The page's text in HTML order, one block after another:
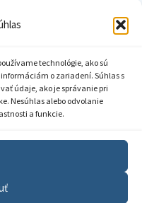
technológie, ako sú
o zariadení. Súhlas s
údaje, ako je správanie pri
Nesúhlas alebo odvolanie
a funkcie.